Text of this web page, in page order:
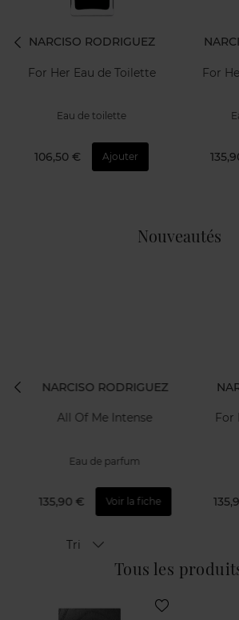
NARCISO RODRIGUEZ
For Her Eau de Toilette
Eau de toilette
106,50 € Ajouter
For
Nouveautés
NARCISO RODRIGUEZ
All Of Me Intense
Eau de parfum
135,90 € Voir la fiche
For
Tous les
Tri